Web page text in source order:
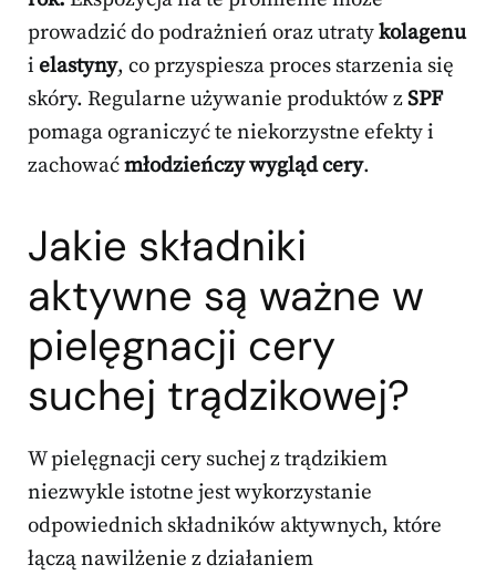
prowadzić do podrażnień oraz utratykolagenu
i elastyny, co przyspiesza proces starzenia się
skóry. Regularne używanie produktów zSPF
pomaga ograniczyć te niekorzystne efekty i
zachowaćmłodzieńczy wygląd cery.
Jakie składniki
aktywne są ważne w
pielęgnacji cery
suchej trądzikowej?
W pielęgnacji cery suchej z trądzikiem
niezwykle istotne jest wykorzystanie
odpowiednich składników aktywnych, które
łączą nawilżenie z działaniem